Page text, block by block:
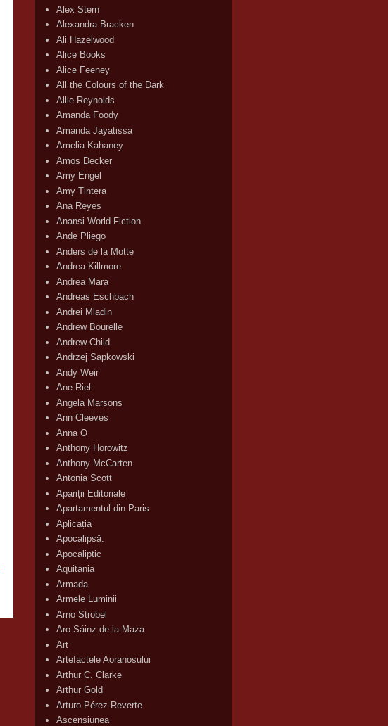
Alex Stern
Alexandra Bracken
Ali Hazelwood
Alice Books
Alice Feeney
All the Colours of the Dark
Allie Reynolds
Amanda Foody
Amanda Jayatissa
Amelia Kahaney
Amos Decker
Amy Engel
Amy Tintera
Ana Reyes
Anansi World Fiction
Ande Pliego
Anders de la Motte
Andrea Killmore
Andrea Mara
Andreas Eschbach
Andrei Mladin
Andrew Bourelle
Andrew Child
Andrzej Sapkowski
Andy Weir
Ane Riel
Angela Marsons
Ann Cleeves
Anna O
Anthony Horowitz
Anthony McCarten
Antonia Scott
Apariții Editoriale
Apartamentul din Paris
Aplicația
Apocalipsă.
Apocaliptic
Aquitania
Armada
Armele Luminii
Arno Strobel
Aro Sáinz de la Maza
Art
Artefactele Aoranosului
Arthur C. Clarke
Arthur Gold
Arturo Pérez-Reverte
Ascensiunea